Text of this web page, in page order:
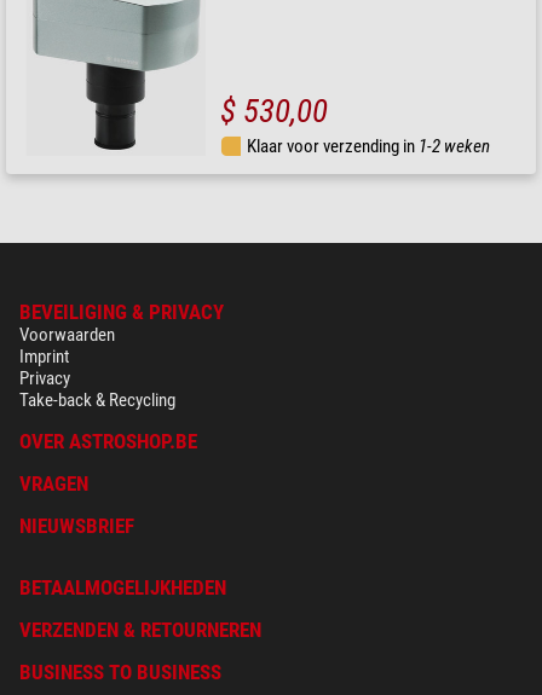
$ 530,00
Klaar voor verzending in 1-2 weken
BEVEILIGING & PRIVACY
Voorwaarden
Imprint
Privacy
Take-back & Recycling
OVER ASTROSHOP.BE
VRAGEN
NIEUWSBRIEF
BETAALMOGELIJKHEDEN
VERZENDEN & RETOURNEREN
BUSINESS TO BUSINESS